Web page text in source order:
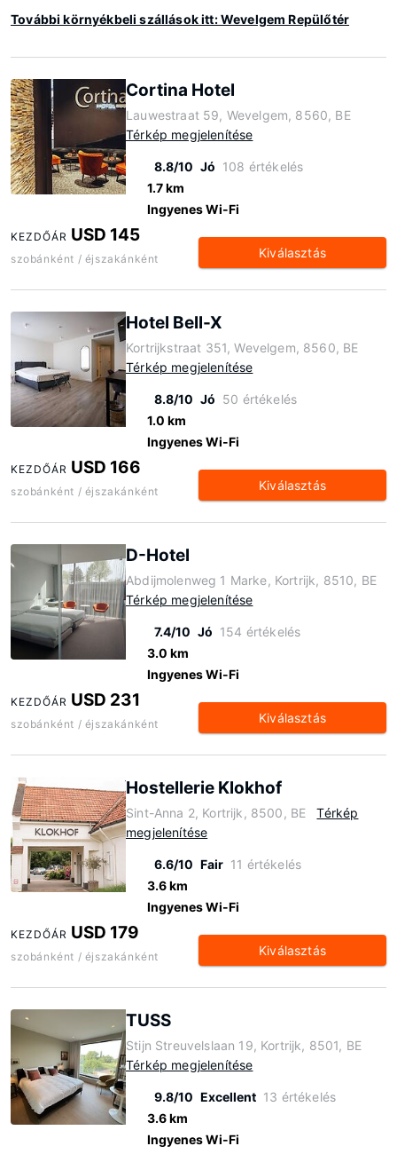
További környékbeli szállások itt: Wevelgem Repülőtér
Cortina Hotel
Lauwestraat 59, Wevelgem, 8560, BE
Térkép megjelenítése
8.8/10 Jó 108 értékelés
1.7 km
Ingyenes Wi-Fi
KEZDŐÁR USD 145
szobánként / éjszakánként Kiválasztás
Hotel Bell-X
Kortrijkstraat 351, Wevelgem, 8560, BE
Térkép megjelenítése
8.8/10 Jó 50 értékelés
1.0 km
Ingyenes Wi-Fi
KEZDŐÁR USD 166
szobánként / éjszakánként Kiválasztás
D-Hotel
Abdijmolenweg 1 Marke, Kortrijk, 8510, BE
Térkép megjelenítése
7.4/10 Jó 154 értékelés
3.0 km
Ingyenes Wi-Fi
KEZDŐÁR USD 231
szobánként / éjszakánként Kiválasztás
Hostellerie Klokhof
Sint-Anna 2, Kortrijk, 8500, BE
Térkép
megjelenítése
6.6/10 Fair 11 értékelés
3.6 km
Ingyenes Wi-Fi
KEZDŐÁR USD 179
szobánként / éjszakánként Kiválasztás
TUSS
Stijn Streuvelslaan 19, Kortrijk, 8501, BE
Térkép megjelenítése
9.8/10 Excellent 13 értékelés
3.6 km
Ingyenes Wi-Fi